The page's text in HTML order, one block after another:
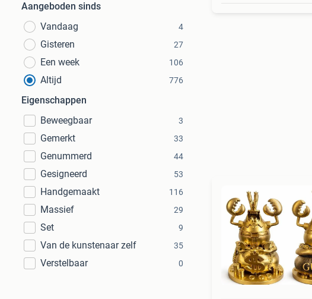
Aangeboden sinds
Vandaag
4
Gisteren 27
Een week 106
Altijd 776
Eigenschappen
Beweegbaar
3
Gemerkt 33
Genummerd 44
Gesigneerd 53
Handgemaakt 116
Massief 29
Set 9
Van de kunstenaar zelf 35
Verstelbaar 0